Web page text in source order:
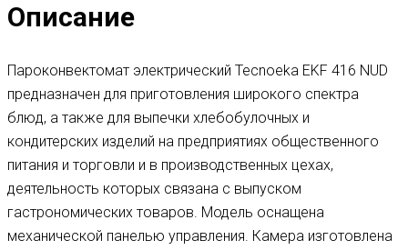
Описание
Пароконвектомат электрический Tecnoeka EKF 416 NUD
предназначен для приготовления широкого спектра
блюд, а также для выпечки хлебобулочных и
кондитерских изделий на предприятиях общественного
питания и торговли и в производственных цехах,
деятельность которых связана с выпуском
гастрономических товаров. Модель оснащена
механической панелью управления. Камера изготовлена ​​